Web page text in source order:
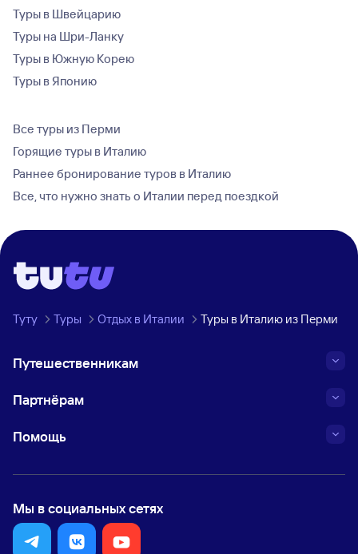
Туры в Швейцарию
Туры на Шри-Ланку
Туры в Южную Корею
Туры в Японию
Все туры из Перми
Горящие туры в Италию
Раннее бронирование туров в Италию
Все, что нужно знать о Италии перед поездкой
Туту Туры Отдых в Италии Туры в Италию из Перми
Путешественникам
Партнёрам
Помощь
Мы в социальных сетях